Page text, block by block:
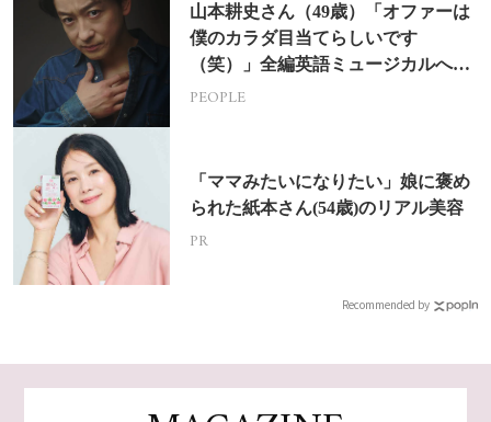
山本耕史さん（49歳）「オファーは
僕のカラダ目当てらしいです
（笑）」全編英語ミュージカルへの
挑戦
PEOPLE
「ママみたいになりたい」娘に褒め
られた紙本さん(54歳)のリアル美容
PR
Recommended by